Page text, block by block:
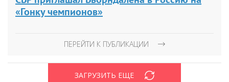
«Гонку чемпионов»
ПЕРЕЙТИ К ПУБЛИКАЦИИ
ЗАГРУЗИТЬ ЕЩЕ